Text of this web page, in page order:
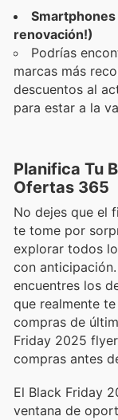
Smartphones
renovación!)
Podrías
marcas más
descuentos al
para estar a la
Planifica Tu
Ofertas 365
No dejes que el
te tome por
explorar todos
con
encuentres los
que realmente
compras de
Friday 2025
compras antes
El Black Friday
ventana de